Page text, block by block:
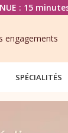
: 15
engagements
SPÉCIALITÉS